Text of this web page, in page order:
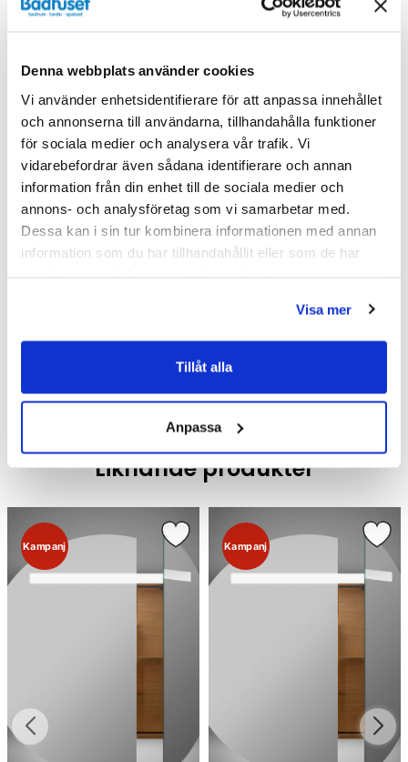
Denna webbplats använder cookies
Vi använder enhetsidentifierare för att anpassa innehållet
och annonserna till användarna, tillhandahålla funktioner
för sociala medier och analysera vår trafik. Vi
vidarebefordrar även sådana identifierare och annan
information från din enhet till de sociala medier och
annons- och analysföretag som vi samarbetar med.
Dessa kan i sin tur kombinera informationen med annan
information som du har tillhandahållit eller som de har
Visa mer
Tillåt alla
Anpassa
SKU: inv367834
MPN: 367834
EAN / GTIN: 7340123929363
Dokument
INR_garantivillkor.pdf (77.97 KB )
Liknande produkter
Kampanj Kampanj